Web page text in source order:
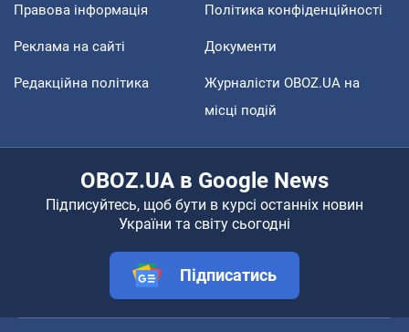
Правова інформація Політика конфіденційності
Реклама на сайті Документи
Редакційна політика
Журналісти OBOZ.UA на
місці подій
OBOZ.UA в Google News
Підписуйтесь, щоб бути в курсі останніх новин
України та світу сьогодні
Підписатись